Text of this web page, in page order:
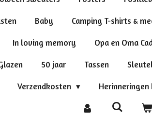
Baby Camping T-shirts &
In loving memory Opa en Oma
50 jaar Tassen
Verzendkosten Herinneringen